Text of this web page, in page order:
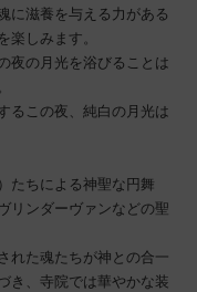
に滋養を与える力がある
楽しみます。
夜の月光を浴びることは
るこの夜、純白の月光は
たちによる神聖な円舞
リンダーヴァンなどの聖
れた魂たちが神との合一
き、寺院では華やかな装